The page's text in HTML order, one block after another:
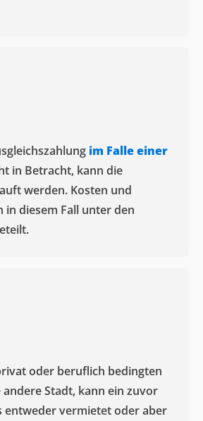
im Falle einer
in Betracht, kann die
werden. Kosten und
in diesem Fall unter den
oder beruflich bedingten
andere Stadt, kann ein zuvor
entweder vermietet oder aber